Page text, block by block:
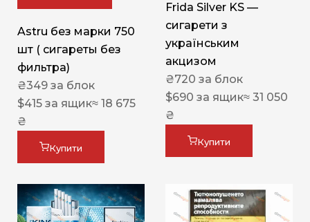
Astru без марки 750
шт ( сигареты без
фильтра)
₴349 за блок
$415 за ящик≈ 18 675
₴
Купити
Frida Silver KS —
сигарети з
українським
акцизом
₴720 за блок
$690 за ящик≈ 31 050
₴
Купити